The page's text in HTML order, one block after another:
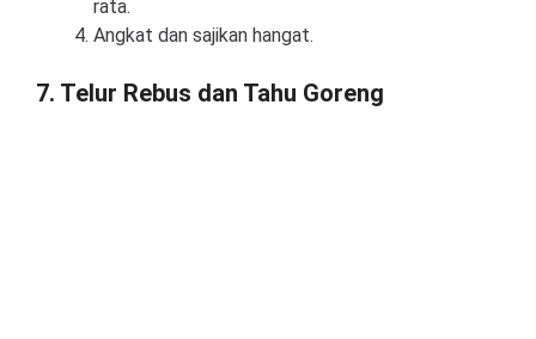
rata.
Angkat dan sajikan hangat.
7. Telur Rebus dan Tahu Goreng